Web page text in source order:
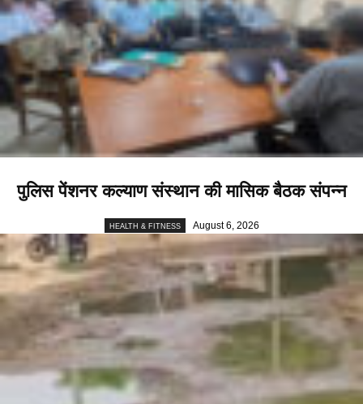
पुलिस पेंशनर कल्याण संस्थान की मासिक बैठक संपन्न
HEALTH & FITNESS August 6, 2026